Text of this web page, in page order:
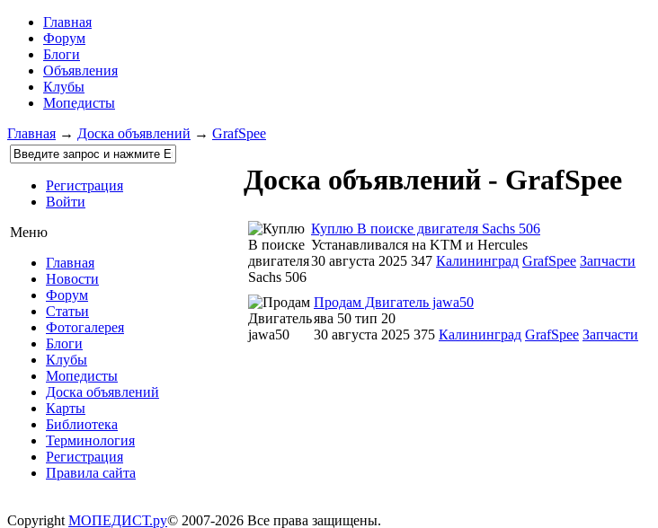
Главная
Форум
Блоги
Объявления
Клубы
Мопедисты
Главная → Доска объявлений → GrafSpee
Регистрация
Войти
Меню
Главная
Новости
Форум
Статьи
Фотогалерея
Блоги
Клубы
Мопедисты
Доска объявлений
Карты
Библиотека
Терминология
Регистрация
Правила сайта
Доска объявлений - GrafSpee
Куплю В поиске двигателя Sachs 506
Устанавливался на KTM и Hercules
30 августа 2025 347 Калининград GrafSpee Запчасти
Продам Двигатель jawa50
ява 50 тип 20
30 августа 2025 375 Калининград GrafSpee Запчасти
Copyright МОПЕДИСТ.ру© 2007-2026 Все права защищены.